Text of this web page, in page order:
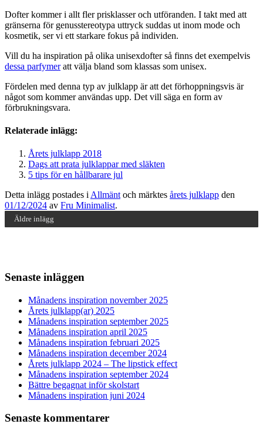
Dofter kommer i allt fler prisklasser och utföranden. I takt med att
gränserna för genusstereotypa uttryck suddas ut inom mode och
kosmetik, ser vi ett starkare fokus på individen.
Vill du ha inspiration på olika unisexdofter så finns det exempelvis
dessa parfymeratt välja bland som klassas som unisex.
Fördelen med denna typ av julklapp är att det förhoppningsvis är
något som kommer användas upp. Det vill säga en form av
förbrukningsvara.
Relaterade inlägg:
Årets julklapp 2018
Dags att prata julklappar med släkten
5 tips för en hållbarare jul
Detta inlägg postades i Allmänt och märktes årets julklapp den
01/12/2024 av Fru Minimalist.
Äldre inlägg
Senaste inläggen
Månadens inspiration november 2025
Årets julklapp(ar) 2025
Månadens inspiration september 2025
Månadens inspiration april 2025
Månadens inspiration februari 2025
Månadens inspiration december 2024
Årets julklapp 2024 – The lipstick effect
Månadens inspiration september 2024
Bättre begagnat inför skolstart
Månadens inspiration juni 2024
Senaste kommentarer